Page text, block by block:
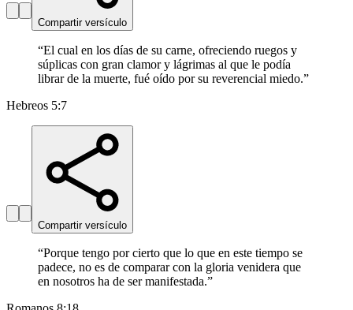
Compartir versículo
“El cual en los días de su carne, ofreciendo ruegos y
súplicas con gran clamor y lágrimas al que le podía
librar de la muerte, fué oído por su reverencial miedo.”
Hebreos 5:7
Compartir versículo
“Porque tengo por cierto que lo que en este tiempo se
padece, no es de comparar con la gloria venidera que
en nosotros ha de ser manifestada.”